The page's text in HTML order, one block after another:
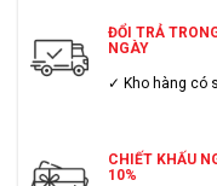
ĐỔI TRẢ
NGÀY
✓ Kho hàng có
CHIẾT KHẤU
10%